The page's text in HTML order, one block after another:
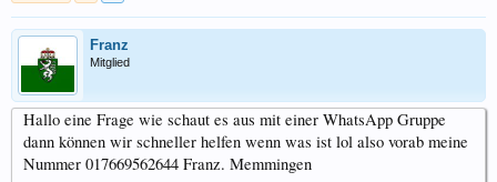
Franz
Mitglied
Hallo eine Frage wie schaut es aus mit einer WhatsApp Gruppe
dann können wir schneller helfen wenn was ist lol also vorab meine
Nummer 017669562644 Franz. Memmingen